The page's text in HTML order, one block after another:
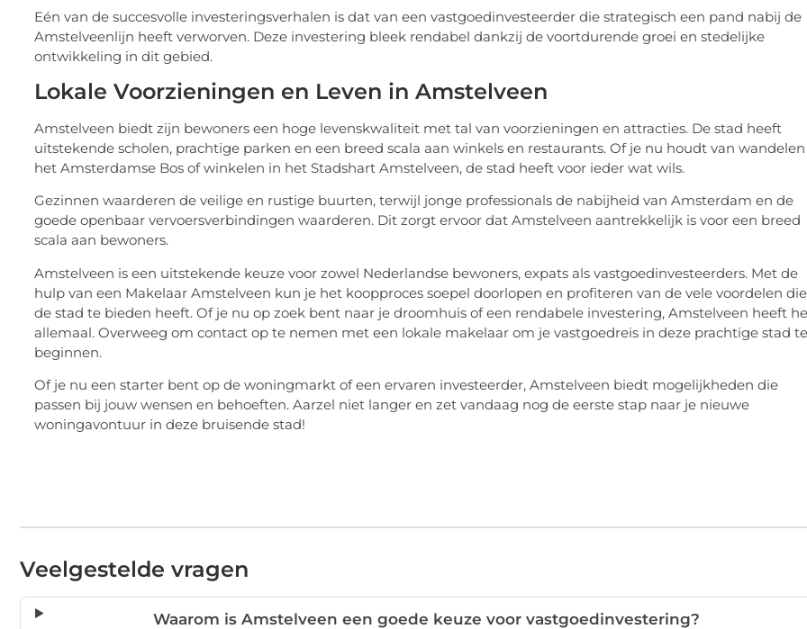
Eén van de succesvolle investeringsverhalen is dat van een vastgoedinvesteerder die strategisch een pand nabij de
Amstelveenlijn heeft verworven. Deze investering bleek rendabel dankzij de voortdurende groei en stedelijke
ontwikkeling in dit gebied.
Lokale Voorzieningen en Leven in Amstelveen
Amstelveen biedt zijn bewoners een hoge levenskwaliteit met tal van voorzieningen en attracties. De stad heeft
uitstekende scholen, prachtige parken en een breed scala aan winkels en restaurants. Of je nu houdt van
het Amsterdamse Bos of winkelen in het Stadshart Amstelveen, de stad heeft voor ieder wat wils.
Gezinnen waarderen de veilige en rustige buurten, terwijl jonge professionals de nabijheid van Amsterdam en de
goede openbaar vervoersverbindingen waarderen. Dit zorgt ervoor dat Amstelveen aantrekkelijk is voor een breed
scala aan bewoners.
Amstelveen is een uitstekende keuze voor zowel Nederlandse bewoners, expats als vastgoedinvesteerders. Met de
hulp van een Makelaar Amstelveen kun je het koopproces soepel doorlopen en profiteren van de vele voordelen die
de stad te bieden heeft. Of je nu op zoek bent naar je droomhuis of een rendabele investering, Amstelveen heeft
allemaal. Overweeg om contact op te nemen met een lokale makelaar om je vastgoedreis in deze prachtige stad te
beginnen.
Of je nu een starter bent op de woningmarkt of een ervaren investeerder, Amstelveen biedt mogelijkheden die
passen bij jouw wensen en behoeften. Aarzel niet langer en zet vandaag nog de eerste stap naar je nieuwe
woningavontuur in deze bruisende stad!
Veelgestelde vragen
Waarom is Amstelveen een goede keuze voor vastgoedinvestering?